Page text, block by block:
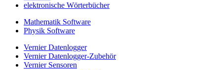
elektronische Wörterbücher
Mathematik Software
Physik Software
Vernier Datenlogger
Vernier Datenlogger-Zubehör
Vernier Sensoren